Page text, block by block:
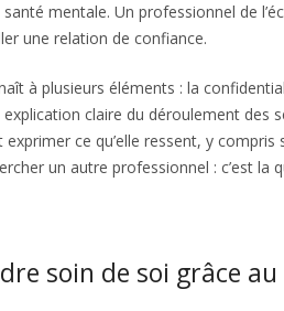
mentale. Un professionnel de
une relation de confiance.
à plusieurs éléments : la
claire du déroulement
exprimer ce qu’elle ressent, y
un autre professionnel : c’est
soin de soi grâce